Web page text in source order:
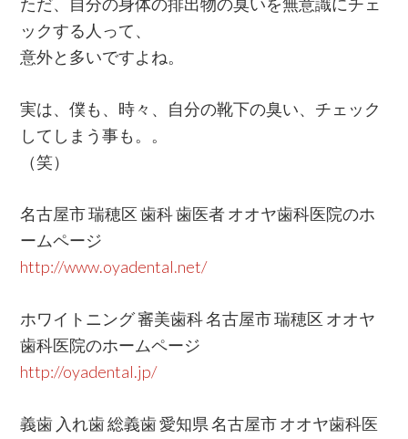
ックする人って、
意外と多いですよね。
実は、僕も、時々、自分の靴下の臭い、チェック
してしまう事も。。
（笑）
名古屋市 瑞穂区 歯科 歯医者 オオヤ歯科医院のホ
ームページ
http://www.oyadental.net/
ホワイトニング 審美歯科 名古屋市 瑞穂区 オオヤ
歯科医院のホームページ
http://oyadental.jp/
義歯 入れ歯 総義歯 愛知県 名古屋市 オオヤ歯科医